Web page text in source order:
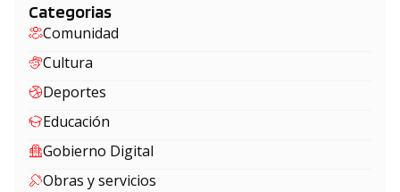
Categorias
Comunidad
Cultura
Deportes
Educación
Gobierno Digital
Obras y servicios